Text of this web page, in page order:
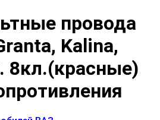
провода
Kalina,
8кл.(красные)